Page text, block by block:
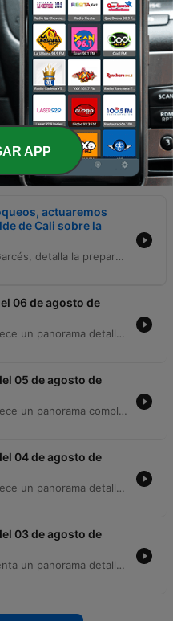
aparato industrial
Cali está el 22% del
la importancia
de la ciudad ante las
actuaremos
de Cali sobre la
El alcalde de Cali, Alejandro Eder Garcés, detalla la preparación de la ciudad para la histórica ceremonia de posesión presidencial, un evento sin precedentes al realizarse fuera de Bogotá. El mandatario informa sobre la llegada de diversas delegaciones internacionales, incluyendo miembros de la familia real española y presidentes de países como Argentina, Paraguay, Chile y Honduras. La conversación aborda las medidas de movilidad y restricciones de ley seca implementadas para la jornada, así como el impacto económico esperado en sectores como la hotelería y el comercio local. Asimismo, el alcalde discute la importancia de la internacionalización de Cali, destacando su potencial industrial, agroindustrial y académico. Se mencionan las agendas bilaterales con delegaciones de Estados Unidos, el Vaticano y Ecuador, buscando fortalecer relaciones comerciales y de seguridad. El episodio también trata sobre el respeto al derecho a la protesta pacífica y el papel de la cultura en la cohesión social durante este hito histórico para el suroccidente colombiano.
06 de agosto de
Este episodio de Caracol Radio ofrece un panorama detallado de la actualidad colombiana al 6 de agosto de 2026. La cobertura principal se centra en los preparativos de seguridad y la agenda diplomática para la posesión presidencial de Abelardo de la Espriella en Cali, incluyendo reportes sobre hallazgos de explosivos y el aumento de grupos armados ilegales. Asimismo, se analizan diversas problemáticas nacionales como la crisis fiscal, investigaciones judiciales por feminicidio y casos de reclutamiento en Rusia, además de noticias internacionales sobre tensiones geopolíticas y alertas volcánicas. El programa también aborda temas de orden público, emergencias climáticas y las jornadas de búsqueda de personas desaparecidas en el país.
05 de agosto de
Este episodio de Caracol Radio ofrece un panorama completo de la actualidad en Colombia y el mundo. En el ámbito nacional, se reportan cambios clave en la Policía Nacional, planes de seguridad para la posesión presidencial, investigaciones por corrupción en regalías y alertas climáticas ante el fenómeno del niño. También se abordan temas de justicia, como la imputación de cargos a funcionarios y la búsqueda de víctimas de la violencia histórica. A nivel internacional y regional, se analizan tensiones diplomáticas en América Latina, la situación migratoria en Ceuta y las negociaciones globales. El programa también incluye secciones de deportes con los logros de atletas colombianos, noticias sobre cultura, el reporte de precios en Corabastos y sucesos locales que impactan a diversas regiones del país.
04 de agosto de
Este episodio de Caracol Radio ofrece un panorama detallado de la actualidad en Colombia y el mundo. En el ámbito nacional, se reportan denuncias de fraude electoral por parte de Gustavo Petro, alertas sobre una crisis fiscal proyectada para 2027 y diversas problemáticas de orden público, incluyendo operativos contra el ELN en Risaralda y Antioquia, así como tensiones en el sector salud por falta de pagos de EPS. A nivel internacional, se analizan las tensiones geopolíticas entre Donald Trump e Irán, la crisis migratoria en Ceuta y los avances judiciales en el caso de Alex Saab. El programa también aborda temas de seguridad ciudadana, emergencias ambientales por incendios forestales y actualizaciones sobre salud pública y economía local.
03 de agosto de
El noticiero de Caracol Radio presenta un panorama detallado de la actualidad nacional e internacional. En Colombia, se reportan nombramientos clave de la administración de Abelardo de la Espriella, crisis presupuestarias en programas sociales y una preocupante situación de seguridad en regiones como Antioquia, el Catatumbo y el Cauca, marcada por ataques con drones y operativos contra el narcotráfico. A nivel global, se cubren tensiones diplomáticas entre Estados Unidos e Irán, la crisis migratoria en Europa y emergencias ambientales por incendios forestales. El reporte también incluye actualizaciones sobre infraestructura, movilidad, precios de alimentos en Corabastos y alertas climáticas en diversas regiones del país.
APP